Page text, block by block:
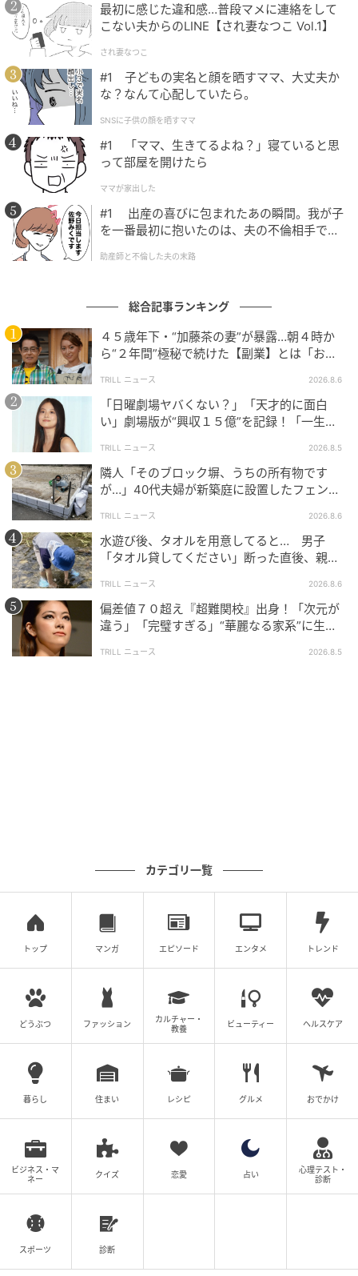
ブログ：ミワカモ（ ミワカモのそれありかも
前の話
朝食にたい焼きってどうなん？
ミワカモ
全話一覧を見る
最初に感じた違和感…普段マメに連絡をして
こない夫からのLINE【され妻なつこ Vol.1】
され妻なつこ
#1 子どもの実名と顔を晒すママ、大丈夫か
な？なんて心配していたら。
SNSに子供の顔を晒すママ
#1 「ママ、生きてるよね？」寝ていると思
って部屋を開けたら
ママが家出した
#1 出産の喜びに包まれたあの瞬間。我が子
を一番最初に抱いたのは、夫の不倫相手でし
助産師と不倫した夫の末路
総合記事ランキング
４５歳年下・“加藤茶の妻”が暴露…朝４時か
ら“２年間”極秘で続けた【副業】とは「お金
TRILL ニュース 2026.8.6
「日曜劇場ヤバくない？」「天才的に面白
い」劇場版が“興収１５億”を記録！「一生言
TRILL ニュース 2026.8.5
隣人「そのブロック塀、うちの所有物です
が…」40代夫婦が新築庭に設置したフェン
TRILL ニュース 2026.8.6
水遊び後、タオルを用意してると… 男子
「タオル貸してください」断った直後、親が
TRILL ニュース 2026.8.6
偏差値７０超え『超難関校』出身！「次元が
違う」「完璧すぎる」“華麗なる家系”に生ま
TRILL ニュース 2026.8.5
カテゴリ一覧
トップ マンガ エピソード エンタメ トレンド
どうぶつ ファッション
カルチャー・
教養
ビューティー ヘルスケア
暮らし 住まい レシピ グルメ おでかけ
ビジネス・マ
ネー
クイズ 恋愛 占い
心理テスト・
診断
スポーツ 診断